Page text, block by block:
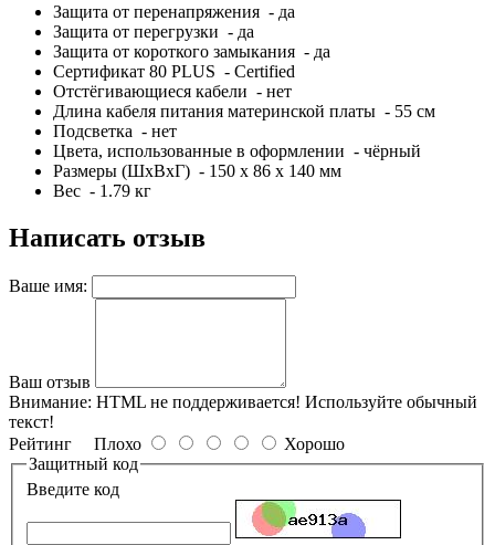
Защита от перенапряжения - да
Защита от перегрузки - да
Защита от короткого замыкания - да
Сертификат 80 PLUS - Certified
Отстёгивающиеся кабели - нет
Длина кабеля питания материнской платы - 55 см
Подсветка - нет
Цвета, использованные в оформлении - чёрный
Размеры (ШхВхГ) - 150 x 86 x 140 мм
Вес - 1.79 кг
Написать отзыв
Ваше имя:
Ваш отзыв
Внимание: HTML не поддерживается! Используйте обычный
текст!
Рейтинг Плохо
Хорошо
Защитный код
Введите код